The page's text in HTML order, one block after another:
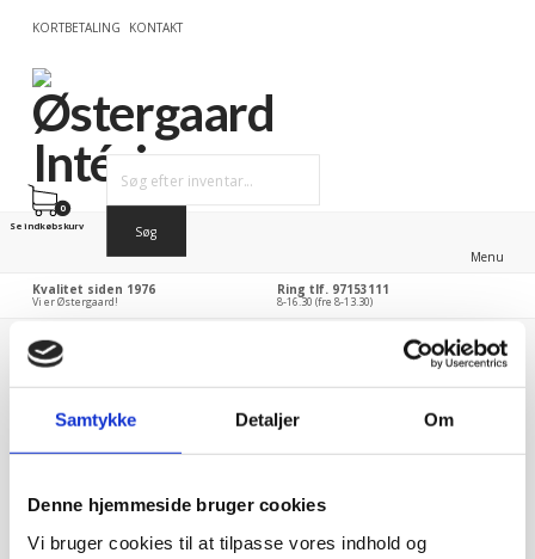
Samtykke Detaljer Om
Denne hjemmeside bruger cookies
Vi bruger cookies til at tilpasse vores indhold og
KORTBETALING KONTAKT
Menu
0
Se indkøbskurv
Kvalitet siden 1976
Vi er Østergaard!
Ring tlf. 97153111
8-16.30 (fre 8-13.30)
Østergaard Intérieur
>
Termokander